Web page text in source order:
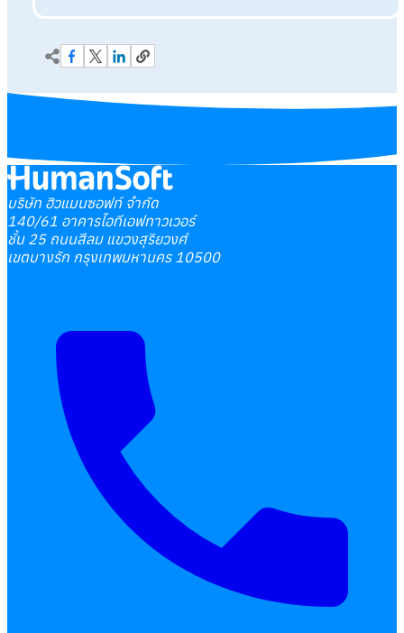
เลือกหัวข้อที่คุณสนใจ
โปรแกรมบริหารงานบุคคล
บริษัท ฮิวแมนซอฟท์ จำกัด
140/61 อาคารไอทีเอฟทาวเวอร์
ชั้น 25 ถนนสีลม แขวงสุริยวงศ์
เขตบางรัก กรุงเทพมหานคร 10500